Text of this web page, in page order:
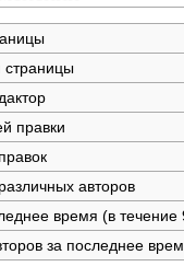
страницы
правки
авторов
время (в течение
за последнее